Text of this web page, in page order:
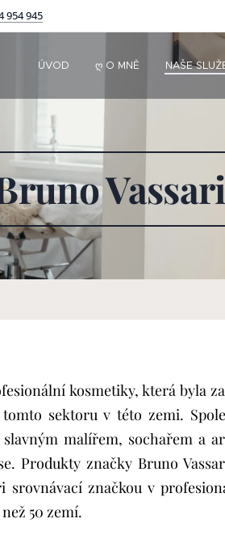
954 945
ÚVOD Ღ O MNĚ NAŠE
Vassari
kosmetiky, která byla
sektoru v této zemi.
malířem, sochařem a
Produkty značky Bruno
srovnávací značkou v
50 zemí.